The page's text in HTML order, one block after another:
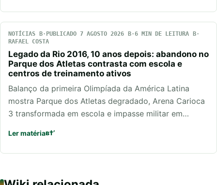
NOTÍCIAS PUBLICADO 7 AGOSTO 2026
6 MIN DE LEITURA
RAFAEL COSTA
Legado da Rio 2016, 10 anos depois: abandono no
Parque dos Atletas contrasta com escola e
centros de treinamento ativos
Balanço da primeira Olimpíada da América Latina
mostra Parque dos Atletas degradado, Arena Carioca
3 transformada em escola e impasse militar em…
Ler matéria